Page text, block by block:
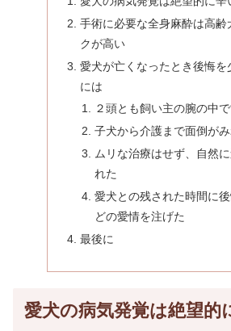
手術に必要な全身麻酔は高齢
クが高い
愛犬が亡くなったとき後悔を
には
２頭とも飼い主の腕の中
子犬から介護まで面倒が
ムリな治療はせず、自然
れた
愛犬との残された時間に
どの愛情を注げた
最後に
愛犬の病気発覚は絶望的